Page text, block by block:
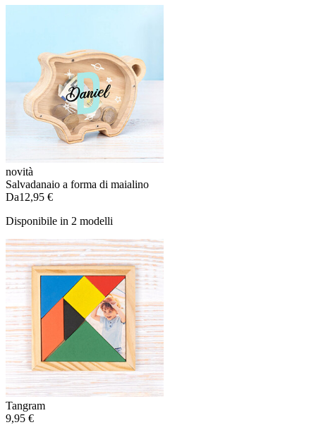
novità
Salvadanaio a forma di maialino
Da12,95 €
Disponibile in 2 modelli
Tangram
9,95 €